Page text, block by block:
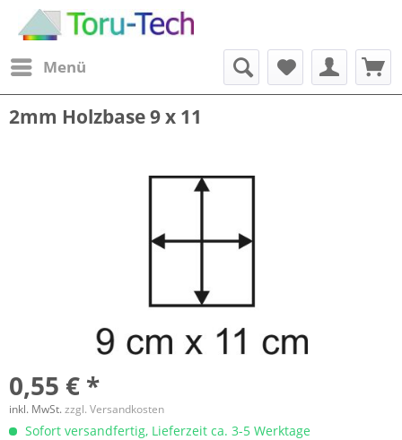
Menü
2mm Holzbase 9 x 11
0,55 € *
inkl. MwSt.zzgl. Versandkosten
Sofort versandfertig, Lieferzeit ca. 3-5 Werktage